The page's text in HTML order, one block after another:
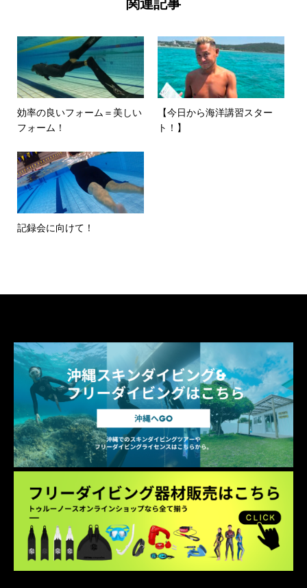
関連記事
効率の良いフォーム＝美しい
フォーム！
【今日から海洋講習スター
ト！】
記録会に向けて！